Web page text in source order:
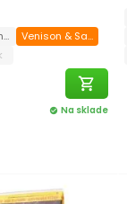
Venison & Salmon
shopping_cart
check_circle Na sklade